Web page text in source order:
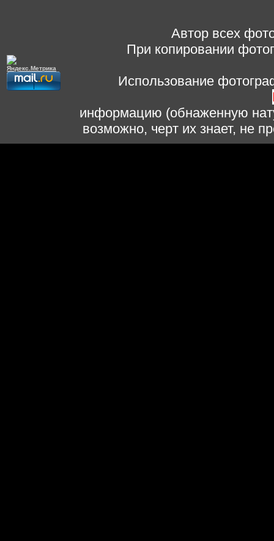
Автор всех
При копировании
Использование
информацию (обнаженную
возможно, черт их знает, не